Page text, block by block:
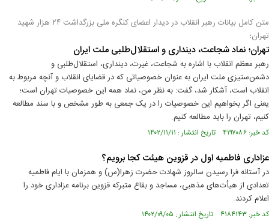
متن کامل بیانات رهبر انقلاب در دیدار اعضای کنگره ملی بزرگداشت ۲۴ هزار شهید
تهران؛
تهران؛ نماد شجاعت، دینداری و استقلال‌‌طلبی ملت ایران
رهبر معظم انقلاب با اشاره به شجاعت، غیرت، دینداری، استقلال‌طلبی و
دشمن‌ستیزی ملت ایران به عنوان خصوصیاتی که در قضایای انقلاب و آنچه مربوط به
انقلاب است، آشکار شد، گفت: به نظر من، نماد همه این خصوصیات تهران است؛
یعنی اگر بخواهیم این خصوصیات را در یک جمعی به طور مشخص و با سند مطالعه
کنیم، تهران را باید مطالعه کنیم.
کد خبر: ۴۱۹۷۰۸۶ تاریخ انتشار : ۱۴۰۲/۱۱/۱۱
عزاداری فاطمیه اول در قزوین هیئت کجا برویم؟
در آستانه فرا رسیدن سالروز شهادت حضرت زهرا(س) و همزمان با ایام فاطمیه
تعدادی از هیأت‌های مذهبی، مساجد و بقاع متبرکه قزوین برنامه عزاداری خود را
اعلام کردند.
کد خبر: ۴۱۸۴۱۴۳ تاریخ انتشار : ۱۴۰۲/۰۹/۰۵